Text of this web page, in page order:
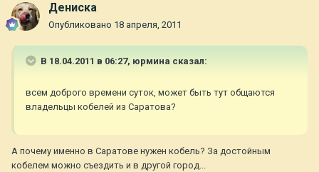
Дениска
Опубликовано 18 апреля, 2011
В 18.04.2011 в 06:27, юрмина сказал:
всем доброго времени суток, может быть тут общаются
владельцы кобелей из Саратова?
А почему именно в Саратове нужен кобель? За достойным
кобелем можно съездить и в другой город...